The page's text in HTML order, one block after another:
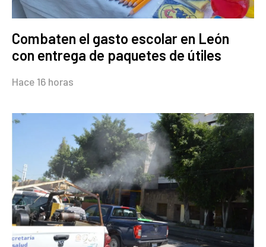
Combaten el gasto escolar en León
con entrega de paquetes de útiles
Hace 16 horas